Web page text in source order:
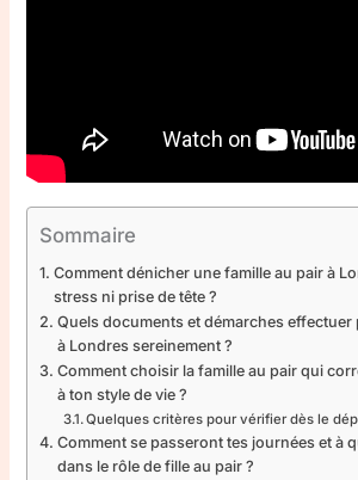
Sommaire
Comment dénicher une famille au pair à
stress ni prise de tête ?
Quels documents et démarches effectuer
à Londres sereinement ?
Comment choisir la famille au pair qui
à ton style de vie ?
Quelques critères pour vérifier dès le
Comment se passeront tes journées et à
dans le rôle de fille au pair ?